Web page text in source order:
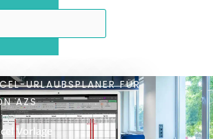
URLAUBSPLANER FÜR
AZS
Vorlage